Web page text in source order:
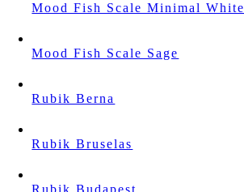
Mood Fish Scale Minimal White
Mood Fish Scale Sage
Rubik Berna
Rubik Bruselas
Rubik Budapest